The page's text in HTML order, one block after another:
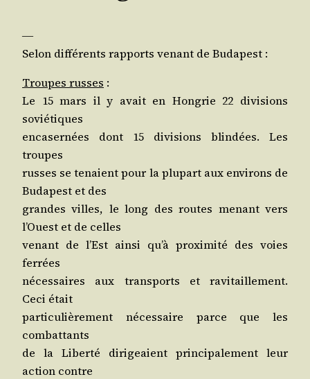
―
Selon dif­fé­rents rap­ports venant de Budapest :
Troupes russes :
Le 15 mars il y avait en Hon­grie 22 divi­sions
soviétiques
enca­ser­nées dont 15 divi­sions blin­dées. Les
troupes
russes se tenaient pour la plu­part aux envi­rons de
Buda­pest et des
grandes villes, le long des routes menant vers
l’Ouest et de celles
venant de l’Est ain­si qu’à proxi­mi­té des voies
ferrées
néces­saires aux trans­ports et ravi­taille­ment.
Ceci était
par­ti­cu­liè­re­ment néces­saire parce que les
combattants
de la Liber­té diri­geaient prin­ci­pa­le­ment leur
action contre